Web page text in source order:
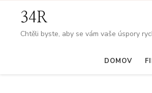
34R
Chtěli byste, aby se vám vaše úspory
DOMOV